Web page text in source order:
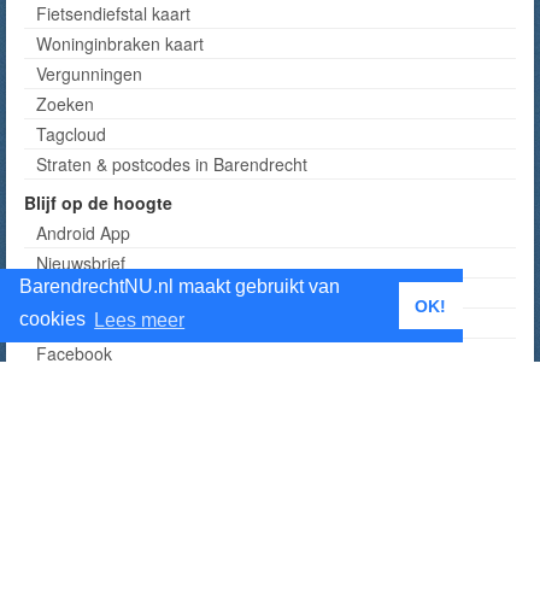
BarendrechtNU.nl maakt gebruikt van
cookies Lees meer
OK!
Fietsendiefstal kaart
Woninginbraken kaart
Vergunningen
Zoeken
Tagcloud
Straten & postcodes in Barendrecht
Blijf op de hoogte
Android App
Nieuwsbrief
RSS
Twitter
Facebook